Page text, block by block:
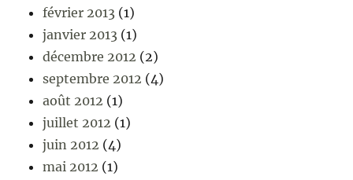
février 2013 (1)
janvier 2013 (1)
décembre 2012 (2)
septembre 2012 (4)
août 2012 (1)
juillet 2012 (1)
juin 2012 (4)
mai 2012 (1)